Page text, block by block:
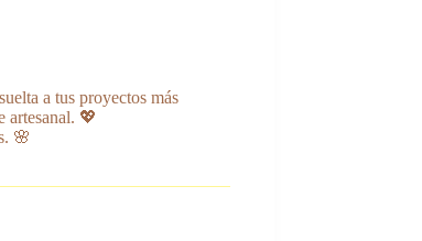
a tus proyectos más
artesanal. 💖
🌸